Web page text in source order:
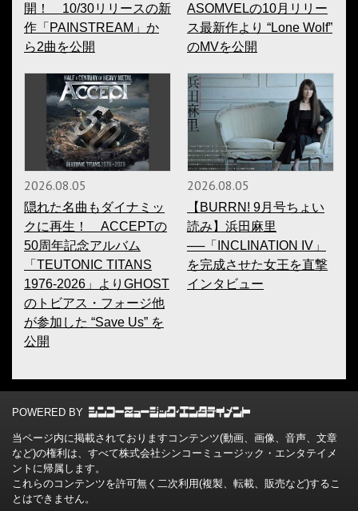
開！ 10/30リリースの新
作「PAINSTREAM」か
ら2曲を公開
ASOMVELの10月リリー
ス最新作より “Lone Wolf”
のMVを公開
2026.08.05
隠れた名曲もダイナミッ
クに再生！ ACCEPTの
50周年記念アルバム
「TEUTONIC TITANS
1976-2026」よりGHOST
のトビアス・フォージ他
が参加した “Save Us” を
公開
2026.08.05
【BURRN! 9月号ちょい
読み】浜田麻里
──「INCLINATION IV」
を完成させた女王を直撃
インタビュー
POWERED BY
当ページ内に掲載されておりますコンテンツ(動画、画像、音声、文章
など)の権利は、すべて株式会社シンコーミュージック・エンタテイメ
ントに帰属します。
これらのコンテンツを許可無く二次利用(複製、転載、販売など)するこ
とはできません。